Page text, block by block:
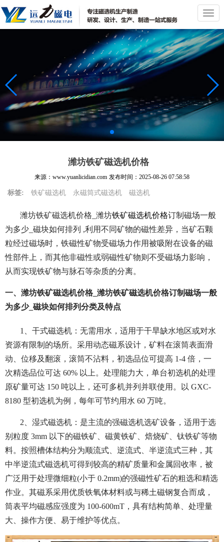
切
换
导
航
潍坊铁矿磁选机价格
来源：www.yuanlicidian.com 发布时间： 2025-08-26 07:58:58
标签: 铁矿磁选机 永磁筒式磁选机 磁选机
潍坊铁矿磁选机价格_潍坊铁矿磁选机价格订制磁场一般
为多少_磁块如何排列 ,利用不同矿物的磁性差异，当矿石颗
粒经过磁场时，铁磁性矿物受磁场力作用被吸附在设备的磁
性部件上，而其他非磁性或弱磁性矿物则不受磁场力影响，
从而实现铁矿物与脉石等杂质的分离。
一、潍坊铁矿磁选机价格_潍坊铁矿磁选机价格订制磁场一般
为多少_磁块如何排列分类及特点
1、干式磁选机：无需用水，适用于干旱缺水地区或对水
资源有限制的场所。采用动态磁系设计，矿料在滚筒表面滑
动、位移及翻滚，滚筒不沾料，初选品位可提高 1-4 倍，一
次精选品位可达 60% 以上。处理能力大，单台初选机的处理
原矿量可达 150 吨以上，还可多机并列并联使用。以 GXC-
8180 型初选机为例，每年可节约用水 60 万吨。
2、湿式磁选机：是主流的强磁选机选矿设备，适用于选
别粒度 3mm 以下的磁铁矿、磁黄铁矿、焙烧矿、钛铁矿等物
料。按照槽体结构分为顺流式、逆流式、半逆流式三种，其
中半逆流式磁选机可得到较高的精矿质量和金属回收率，被
广泛用于处理微细粒(小于 0.2mm)的强磁性矿石的粗选和精选
作业。其磁系采用优质铁氧体材料或与稀土磁钢复合而成，
筒表平均磁感应强度为 100-600mT，具有结构简单、处理量
大、操作方便、易于维护等优点。